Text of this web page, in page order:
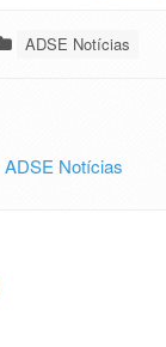
ADSE Notícias
ADSE Notícias